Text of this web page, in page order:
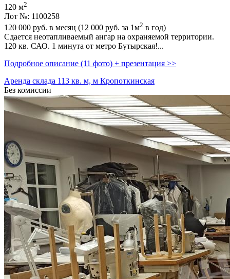
120 м2
Лот №: 1100258
120 000 руб. в месяц (12 000 руб. за 1м2 в год)
Сдается неотапливаемый ангар на охраняемой территории.
120 кв. САО. 1 минута от метро Бутырская!...
Подробное описание (11 фото) + презентация >>
Аренда склада 113 кв. м, м Кропоткинская
Без комиссии